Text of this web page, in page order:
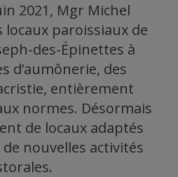
2021, Mgr Michel
paroissiaux de
des-Épinettes à
d’aumônerie, des
entièrement
normes. Désormais
de locaux adaptés
nouvelles activités